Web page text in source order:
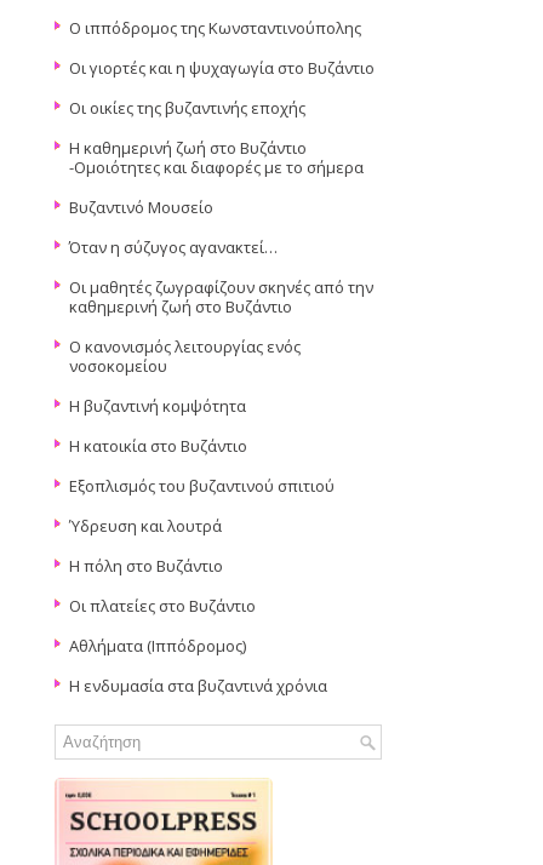
Ο ιππόδρομος της Κωνσταντινούπολης
Οι γιορτές και η ψυχαγωγία στο Βυζάντιο
Οι οικίες της βυζαντινής εποχής
Η καθημερινή ζωή στο Βυζάντιο
-Ομοιότητες και διαφορές με το σήμερα
Βυζαντινό Μουσείο
Όταν η σύζυγος αγανακτεί…
Οι μαθητές ζωγραφίζουν σκηνές από την
καθημερινή ζωή στο Βυζάντιο
Ο κανονισμός λειτουργίας ενός
νοσοκομείου
Η βυζαντινή κομψότητα
Η κατοικία στο Βυζάντιο
Eξοπλισμός του βυζαντινού σπιτιού
Ύδρευση και λουτρά
Η πόλη στο Βυζάντιο
Oι πλατείες στο Βυζάντιο
Αθλήματα (Ιππόδρομος)
Η ενδυμασία στα βυζαντινά χρόνια